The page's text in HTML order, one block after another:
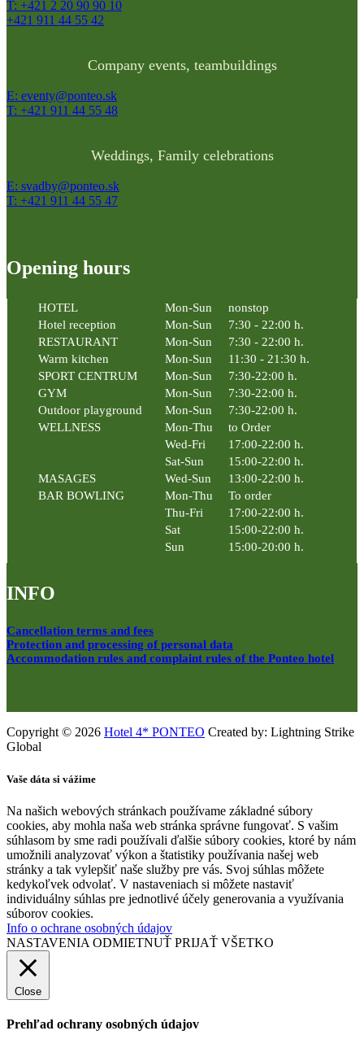
T: +421 2 20 90 90 10
+421 911 44 55 42
Company events, teambuildings
E: eventy@ponteo.sk
T: +421 911 44 55 48
Weddings, Family celebrations
E: svadby@ponteo.sk
T: +421 911 44 55 47
Opening hours
HOTEL Mon-Sun
nonstop
Hotel reception
Mon-Sun
7:30 - 22:00 h.
RESTAURANT
Mon-Sun
7:30 - 22:00 h.
Warm kitchen
Mon-Sun
11:30 - 21:30 h.
SPORT CENTRUM
Mon-Sun
7:30-22:00 h.
GYM
Mon-Sun
7:30-22:00 h.
Outdoor playground
Mon-Sun
7:30-22:00 h.
WELLNESS
Mon-Thu
to Order
Wed-Fri
17:00-22:00 h.
Sat-Sun
15:00-22:00 h.
MASAGES
Wed-Sun
13:00-22:00 h.
BAR BOWLING
Mon-Thu
To order
Thu-Fri
17:00-22:00 h.
Sat
15:00-22:00 h.
Sun
15:00-20:00 h.
INFO
Cancellation terms and fees
Protection and processing of personal data
Accommodation rules and complaint rules of the Ponteo hotel
Copyright © 2026 Hotel 4* PONTEO Created by: Lightning Strike
Global
Vaše dáta si vážime
Na našich webových stránkach používame základné súbory
cookies, aby mohla naša web stránka správne fungovať. S vašim
súhlasom by sme radi používali ďalšie súbory cookies, ktoré by nám
umožnili analyzovať výkon a štatistiky používania našej web
stránky a tak vylepšiť naše služby pre vás. Svoj súhlas môžete
kedykoľvek odvolať. V nastaveniach si môžete nastaviť
individuálny súhlas pre jednotlivé účely generovania a využívania
súborov cookies.
Info o ochrane osobných údajov
NASTAVENIA ODMIETNUŤ PRIJAŤ VŠETKO
Close
Prehľad ochrany osobných údajov